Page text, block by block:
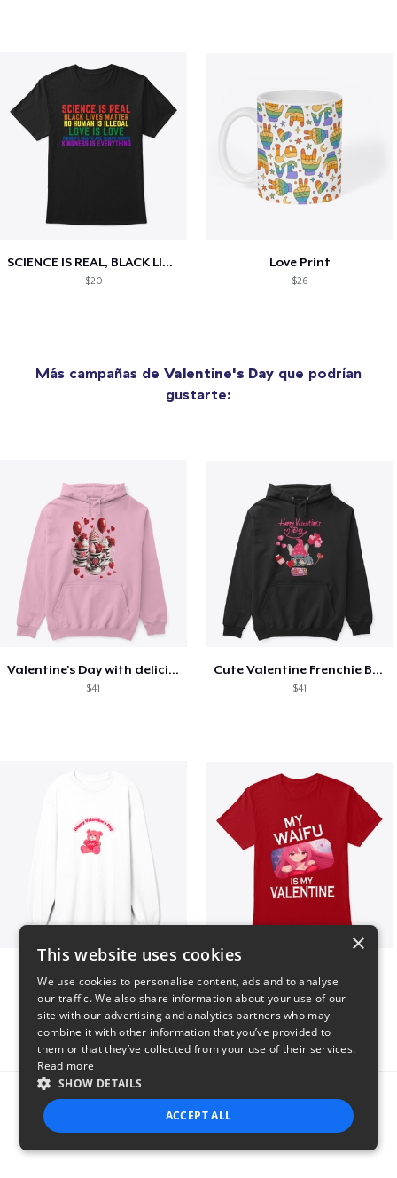
SCIENCE IS REAL, BLACK LIVES MATTER
$20
Love Print
$26
Más campañas de Valentine's Day que podrían
gustarte:
Valentine's Day with delicious food
$41
Cute Valentine Frenchie Bulldog
$41
Report this product
×
This website uses cookies
We use cookies to personalise content, ads and to analyse
our traffic. We also share information about your use of our
site with our advertising and analytics partners who may
combine it with other information that you’ve provided to
them or that they’ve collected from your use of their services.
Read more
SHOW DETAILS
ACCEPT ALL
STRICTLY NECESSARY PERFORMANCE